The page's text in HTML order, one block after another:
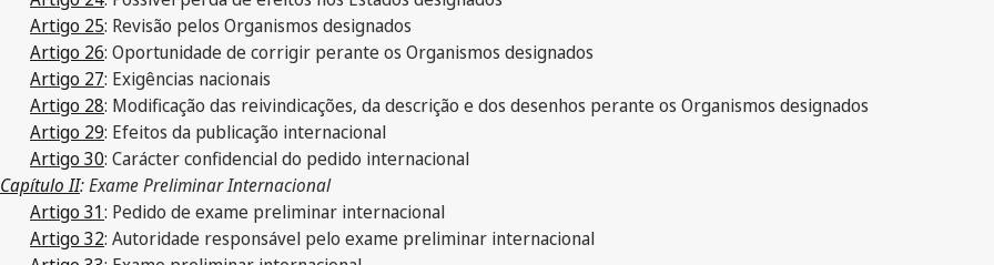
Artigo 25: Revisão pelos Organismos designados
Artigo 26: Oportunidade de corrigir perante os Organismos designados
Artigo 27: Exigências nacionais
Artigo 28: Modificação das reivindicações, da descrição e dos desenhos perante os Organismos designados
Artigo 29: Efeitos da publicação internacional
Artigo 30: Carácter confidencial do pedido internacional
Capítulo II: Exame Preliminar Internacional
Artigo 31: Pedido de exame preliminar internacional
Artigo 32: Autoridade responsável pelo exame preliminar internacional